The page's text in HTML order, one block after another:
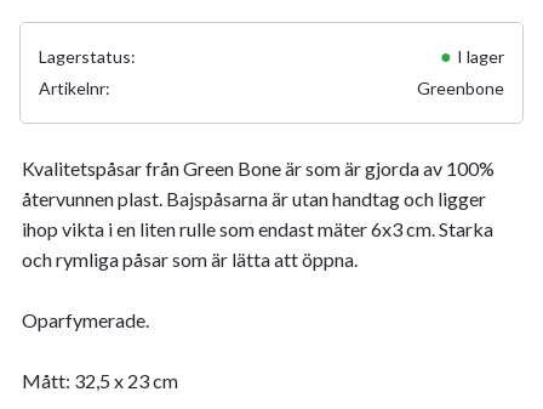
Lagerstatus
I lager
Artikelnr
Greenbone
Kvalitetspåsar från Green Bone är som är gjorda av 100%
återvunnen plast. Bajspåsarna är utan handtag och ligger
ihop vikta i en liten rulle som endast mäter 6x3 cm. Starka
och rymliga påsar som är lätta att öppna.
Oparfymerade.
Mått: 32,5 x 23 cm